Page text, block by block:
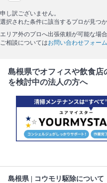
申し訳ございません。
選択された条件に該当するプロが見つ
エリア外のプロへ出張依頼が可能な場
ご相談についてはお問い合わせフォーム
島根県でオフィスや飲食店
を検討中の法人の方へ
島根県 | コウモリ駆除について